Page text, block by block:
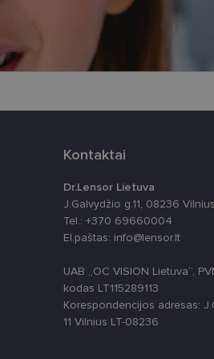
Kontaktai
Dr.Lensor Lietuva
J.Galvydžio g.11, 08236 Vilnius
Tel.: +370 69660004
El.paštas: info@lensor.lt
UAB „OC VISION Lietuva“,
kodas LT115289113
Korespondencijos adresas:
11 Vilnius LT-08236
platforma,
atsitiktinai
vartotojo
slapukų
slapukų